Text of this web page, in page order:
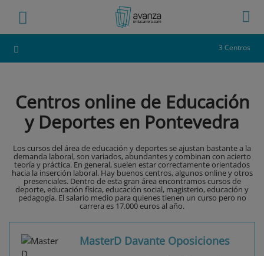
3 Centros
Centros online de Educación
y Deportes en Pontevedra
Los cursos del área de educación y deportes se ajustan bastante a la
demanda laboral, son variados, abundantes y combinan con acierto
teoría y práctica. En general, suelen estar correctamente orientados
hacia la inserción laboral. Hay buenos centros, algunos online y otros
presenciales. Dentro de esta gran área encontramos cursos de
deporte, educación física, educación social, magisterio, educación y
pedagogía. El salario medio para quienes tienen un curso pero no
carrera es 17.000 euros al año.
MasterD Davante Oposiciones